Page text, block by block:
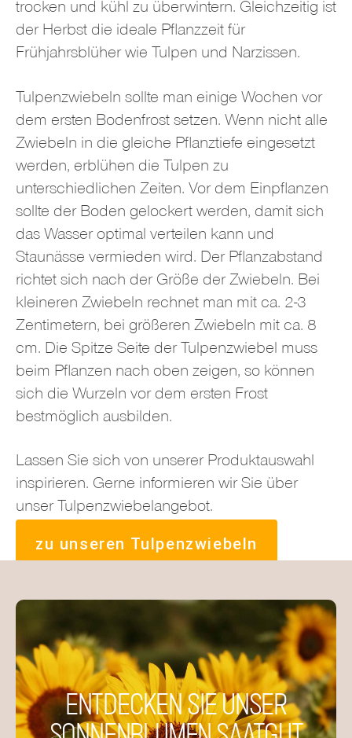
trocken und kühl zu überwintern. Gleichzeitig ist
der Herbst die ideale Pflanzzeit für
Frühjahrsblüher wie Tulpen und Narzissen.
Tulpenzwiebeln sollte man einige Wochen vor
dem ersten Bodenfrost setzen. Wenn nicht alle
Zwiebeln in die gleiche Pflanztiefe eingesetzt
werden, erblühen die Tulpen zu
unterschiedlichen Zeiten. Vor dem Einpflanzen
sollte der Boden gelockert werden, damit sich
das Wasser optimal verteilen kann und
Staunässe vermieden wird. Der Pflanzabstand
richtet sich nach der Größe der Zwiebeln. Bei
kleineren Zwiebeln rechnet man mit ca. 2-3
Zentimetern, bei größeren Zwiebeln mit ca. 8
cm. Die Spitze Seite der Tulpenzwiebel muss
beim Pflanzen nach oben zeigen, so können
sich die Wurzeln vor dem ersten Frost
bestmöglich ausbilden.
Lassen Sie sich von unserer Produktauswahl
inspirieren. Gerne informieren wir Sie über
unser Tulpenzwiebelangebot.
zu unseren Tulpenzwiebeln
ENTDECKEN SIE UNSER